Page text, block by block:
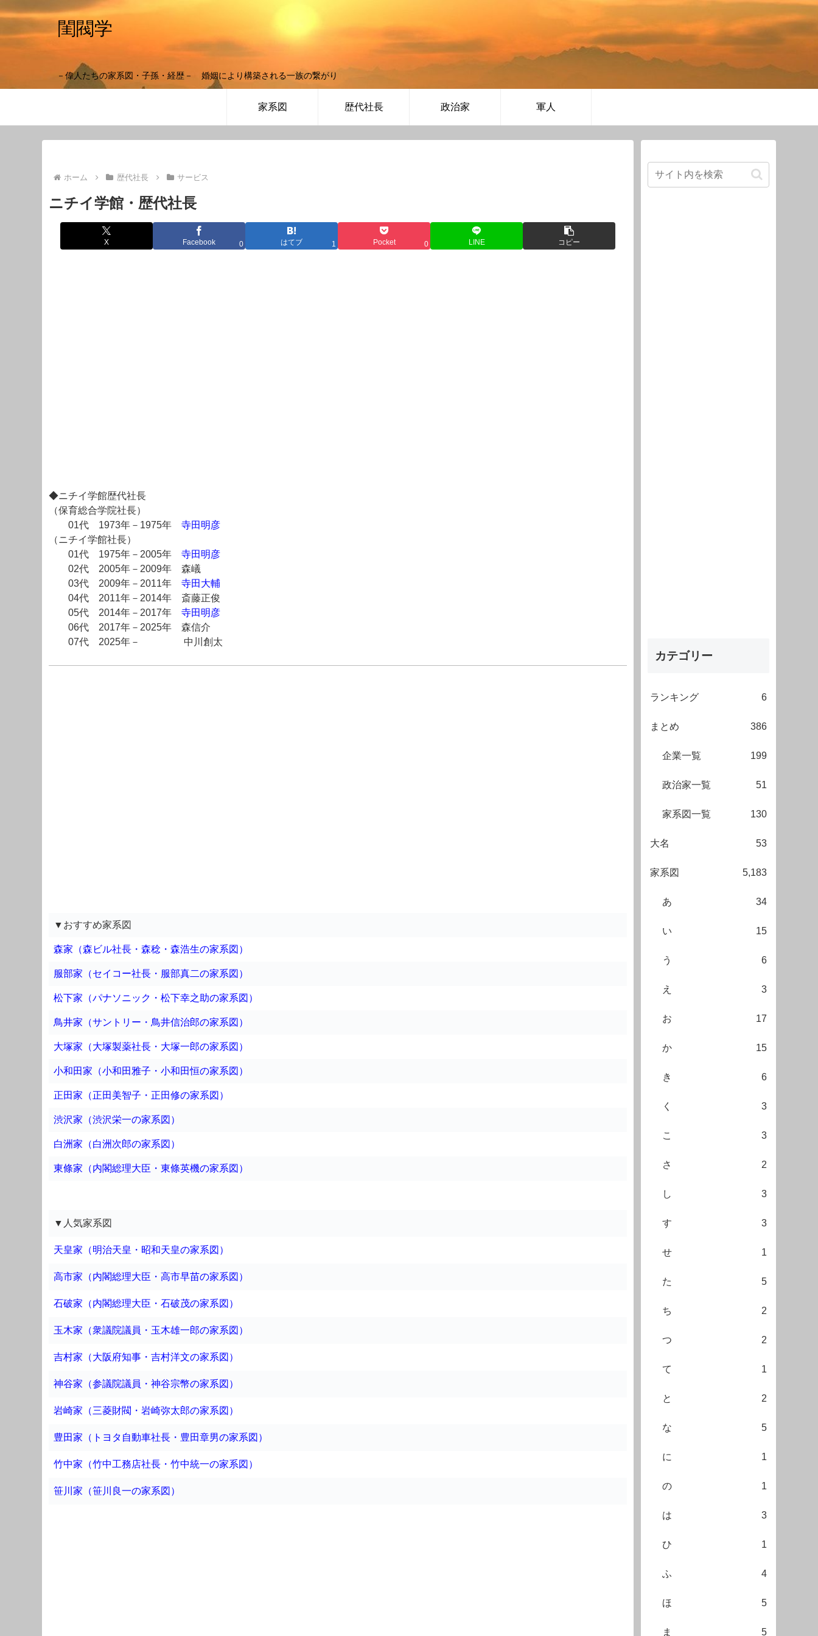
閨閥学
－偉人たちの家系図・子孫・経歴－ 婚姻により構築される一族の繋がり
家系図 歴代社長 政治家 軍人
ホーム 歴代社長 サービス
ニチイ学館・歴代社長
X Facebook 0 はてブ 1 Pocket 0 LINE コピー
◆ニチイ学館歴代社長
（保育総合学院社長）
01代 1973年－1975年 寺田明彦
（ニチイ学館社長）
01代 1975年－2005年 寺田明彦
02代 2005年－2009年 森嶬
03代 2009年－2011年 寺田大輔
04代 2011年－2014年 斎藤正俊
05代 2014年－2017年 寺田明彦
06代 2017年－2025年 森信介
07代 2025年－ 中川創太
▼おすすめ家系図
森家（森ビル社長・森稔・森浩生の家系図）
服部家（セイコー社長・服部真二の家系図）
松下家（パナソニック・松下幸之助の家系図）
鳥井家（サントリー・鳥井信治郎の家系図）
大塚家（大塚製薬社長・大塚一郎の家系図）
小和田家（小和田雅子・小和田恒の家系図）
正田家（正田美智子・正田修の家系図）
渋沢家（渋沢栄一の家系図）
白洲家（白洲次郎の家系図）
東條家（内閣総理大臣・東條英機の家系図）
▼人気家系図
天皇家（明治天皇・昭和天皇の家系図）
高市家（内閣総理大臣・高市早苗の家系図）
石破家（内閣総理大臣・石破茂の家系図）
玉木家（衆議院議員・玉木雄一郎の家系図）
吉村家（大阪府知事・吉村洋文の家系図）
神谷家（参議院議員・神谷宗幣の家系図）
岩崎家（三菱財閥・岩崎弥太郎の家系図）
豊田家（トヨタ自動車社長・豊田章男の家系図）
竹中家（竹中工務店社長・竹中統一の家系図）
笹川家（笹川良一の家系図）
カテゴリー
ランキング 6
まとめ 386
企業一覧 199
政治家一覧 51
家系図一覧 130
大名 53
家系図 5,183
あ 34
い 15
う 6
え 3
お 17
か 15
き 6
く 3
こ 3
さ 2
し 3
す 3
せ 1
た 5
ち 2
つ 2
て 1
と 2
な 5
に 1
の 1
は 3
ひ 1
ふ 4
ほ 5
ま 5